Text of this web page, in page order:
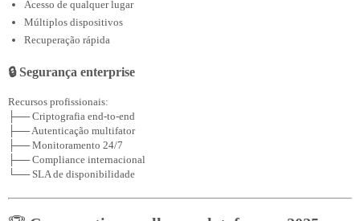
Acesso de qualquer lugar
Múltiplos dispositivos
Recuperação rápida
🔒 Segurança enterprise
Recursos profissionais:
├── Criptografia end-to-end
├── Autenticação multifator
├── Monitoramento 24/7
├── Compliance internacional